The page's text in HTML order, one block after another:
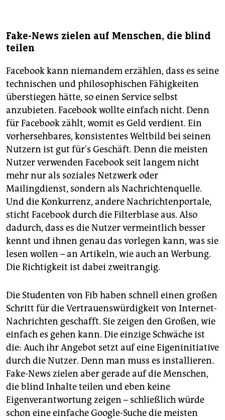
Fake-News zielen auf Menschen, die blind
teilen
Facebook kann niemandem erzählen, dass es seine
technischen und philosophischen Fähigkeiten
überstiegen hätte, so einen Service selbst
anzubieten. Facebook wollte einfach nicht. Denn
für Facebook zählt, womit es Geld verdient. Ein
vorhersehbares, konsistentes Weltbild bei seinen
Nutzern ist gut für's Geschäft. Denn die meisten
Nutzer verwenden Facebook seit langem nicht
mehr nur als soziales Netzwerk oder
Mailingdienst, sondern als Nachrichtenquelle.
Und die Konkurrenz, andere Nachrichtenportale,
sticht Facebook durch die Filterblase aus. Also
dadurch, dass es die Nutzer vermeintlich besser
kennt und ihnen genau das vorlegen kann, was sie
lesen wollen – an Artikeln, wie auch an Werbung.
Die Richtigkeit ist dabei zweitrangig.
Die Studenten von Fib haben schnell einen großen
Schritt für die Vertrauenswürdigkeit von Internet-
Nachrichten geschafft. Sie zeigen den Großen, wie
einfach es gehen kann. Die einzige Schwäche ist
die: Auch ihr Angebot setzt auf eine Eigeninitiative
durch die Nutzer. Denn man muss es installieren.
Fake-News zielen aber gerade auf die Menschen,
die blind Inhalte teilen und eben keine
Eigenverantwortung zeigen – schließlich würde
schon eine einfache Google-Suche die meisten